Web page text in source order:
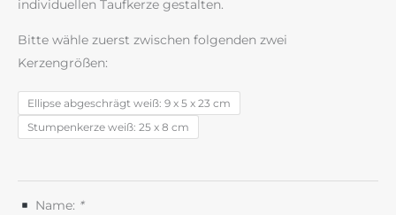
individuellen Taufkerze gestalten.
Bitte wähle zuerst zwischen folgenden zwei
Kerzengrößen:
Ellipse abgeschrägt weiß: 9 x 5 x 23 cm
Stumpenkerze weiß: 25 x 8 cm
Name: *